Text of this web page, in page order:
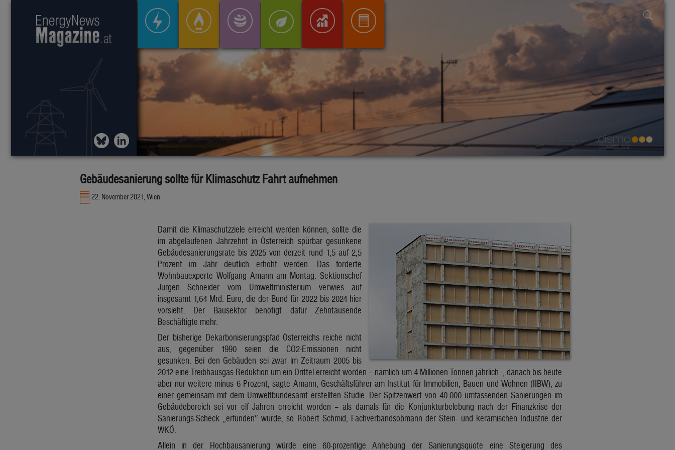
Gebäudesanierung sollte für Klimaschutz Fahrt aufnehmen
22. November 2021, Wien
Damit die Klimaschutzziele erreicht werden können, sollte die
im abgelaufenen Jahrzehnt in Österreich spürbar gesunkene
Gebäudesanierungsrate bis 2025 von derzeit rund 1,5 auf 2,5
Prozent im Jahr deutlich erhöht werden. Das forderte
Wohnbauexperte Wolfgang Amann am Montag. Sektionschef
Jürgen Schneider vom Umweltministerium verwies auf
insgesamt 1,64 Mrd. Euro, die der Bund für 2022 bis 2024 hier
vorsieht. Der Bausektor benötigt dafür Zehntausende
Beschäftigte mehr.
Der bisherige Dekarbonisierungspfad Österreichs reiche nicht
aus, gegenüber 1990 seien die CO2-Emissionen nicht
gesunken. Bei den Gebäuden sei zwar im Zeitraum 2005 bis
2012 eine Treibhausgas-Reduktion um ein Drittel erreicht worden – nämlich um 4 Millionen Tonnen jährlich -, danach bis heute
aber nur weitere minus 6 Prozent, sagte Amann, Geschäftsführer am Institut für Immobilien, Bauen und Wohnen (IIBW), zu
einer gemeinsam mit dem Umweltbundesamt erstellten Studie. Der Spitzenwert von 40.000 umfassenden Sanierungen im
Gebäudebereich sei vor elf Jahren erreicht worden – als damals für die Konjunkturbelebung nach der Finanzkrise der
Sanierungs-Scheck „erfunden“ wurde, so Robert Schmid, Fachverbandsobmann der Stein- und keramischen Industrie der
WKÖ.
Allein in der Hochbausanierung würde eine 60-prozentige Anhebung der Sanierungsquote eine Steigerung des